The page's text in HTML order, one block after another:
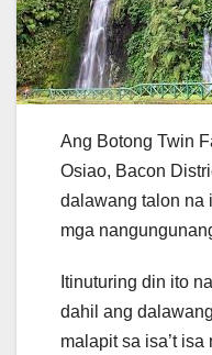
Ang Botong Twin
Osiao, Bacon
dalawang talon na
mga
Itinuturing din ito
dahil ang
malapit sa isa’t